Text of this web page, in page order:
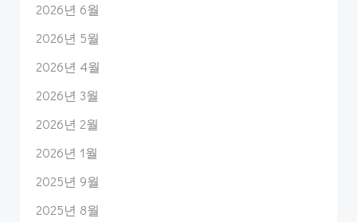
2026년 6월
2026년 5월
2026년 4월
2026년 3월
2026년 2월
2026년 1월
2025년 9월
2025년 8월